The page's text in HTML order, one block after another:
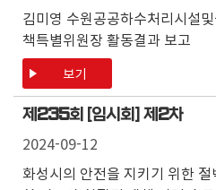
김미영 수원공공하수처리시설
책특별위원장 활동결과 보고
보기
제 235회 [임시회] 제 2차
2024-09-12
화성시의 안전을 지키기 위한